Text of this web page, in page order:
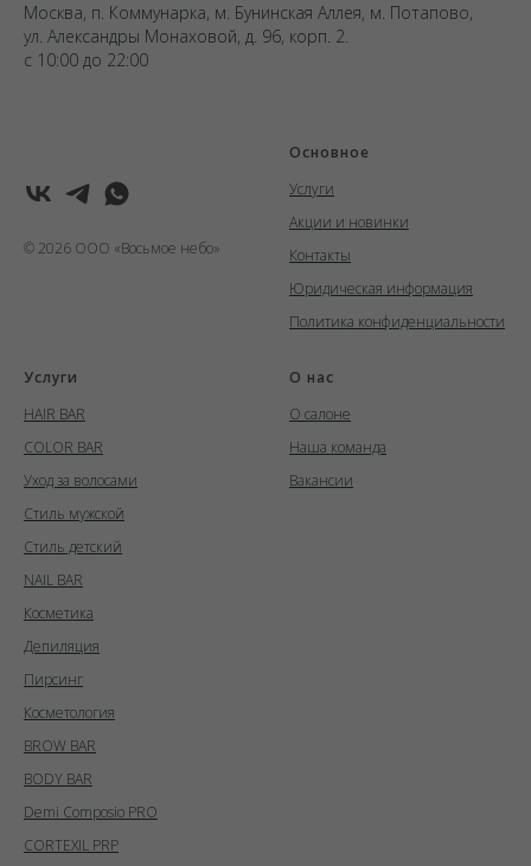
Москва, п. Коммунарка, м. Бунинская Аллея, м. Потапово,
ул. Александры Монаховой, д. 96, корп. 2.
с 10:00 до 22:00
© 2026 ООО «Восьмое небо»
Основное
Услуги
Акции и новинки
Контакты
Юридическая информация
Политика конфиденциальности
Услуги
HAIR BAR
COLOR BAR
Уход за волосами
Стиль мужской
Стиль детский
NAIL BAR
Косметика
Депиляция
Пирсинг
Косметология
BROW BAR
BODY BAR
Demi Composio PRO
CORTEXIL PRP
О нас
О салоне
Наша команда
Вакансии